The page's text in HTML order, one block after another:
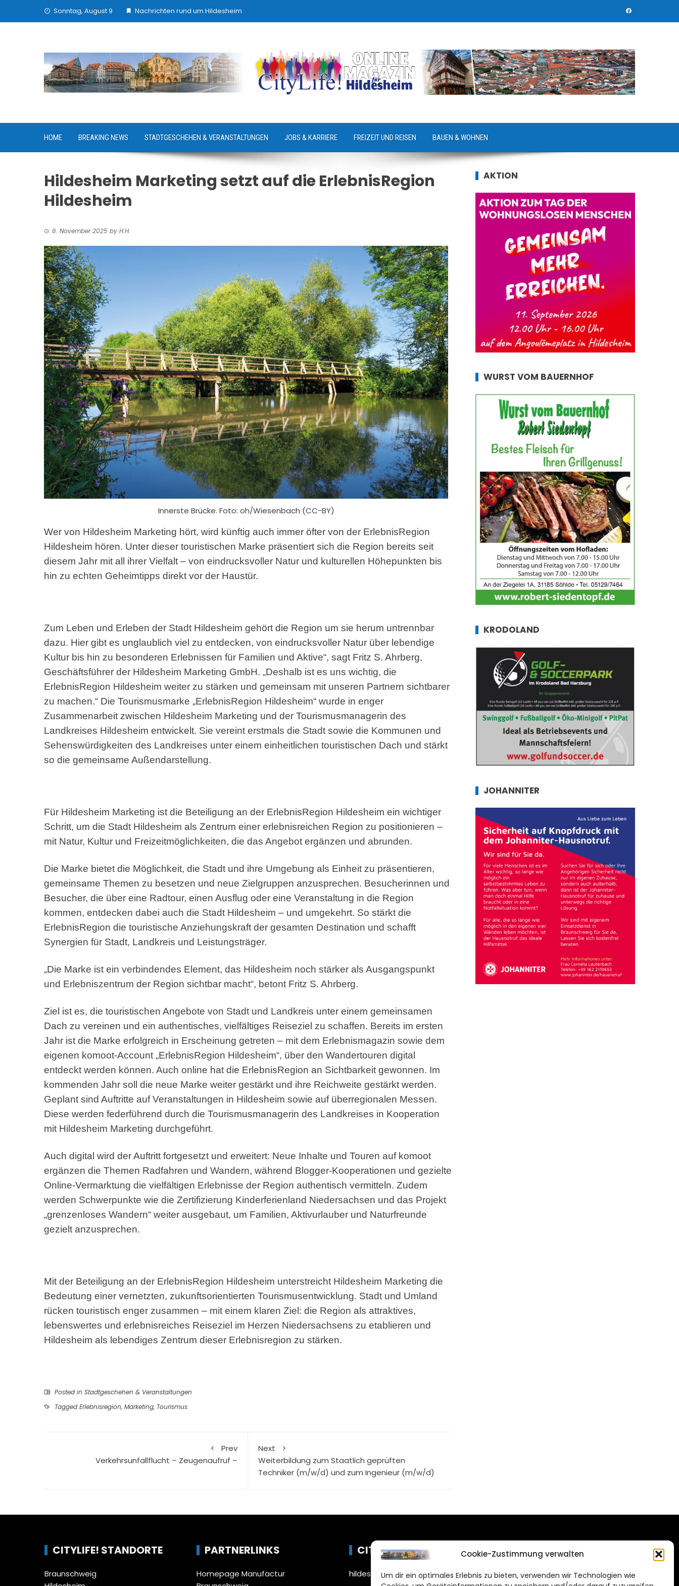
Cookie-Zustimmung verwalten
Um dir ein optimales Erlebnis zu bieten, verwenden wir Technologien wie
Sonntag, August 9 Nachrichten rund um Hildesheim
HOME BREAKING NEWS STADTGESCHEHEN & VERANSTALTUNGEN JOBS & KARRIERE FREIZEIT UND REISEN BAUEN & WOHNEN
Hildesheim Marketing setzt auf die ErlebnisRegion
Hildesheim
6. November 2025 by H.H.
Innerste Brücke. Foto: oh/Wiesenbach (CC-BY)
Wer von Hildesheim Marketing hört, wird künftig auch immer öfter von der ErlebnisRegion
Hildesheim hören. Unter dieser touristischen Marke präsentiert sich die Region bereits seit
diesem Jahr mit all ihrer Vielfalt – von eindrucksvoller Natur und kulturellen Höhepunkten bis
hin zu echten Geheimtipps direkt vor der Haustür.
Zum Leben und Erleben der Stadt Hildesheim gehört die Region um sie herum untrennbar
dazu. Hier gibt es unglaublich viel zu entdecken, von eindrucksvoller Natur über lebendige
Kultur bis hin zu besonderen Erlebnissen für Familien und Aktive“, sagt Fritz S. Ahrberg,
Geschäftsführer der Hildesheim Marketing GmbH. „Deshalb ist es uns wichtig, die
ErlebnisRegion Hildesheim weiter zu stärken und gemeinsam mit unseren Partnern sichtbarer
zu machen.“ Die Tourismusmarke „ErlebnisRegion Hildesheim“ wurde in enger
Zusammenarbeit zwischen Hildesheim Marketing und der Tourismusmanagerin des
Landkreises Hildesheim entwickelt. Sie vereint erstmals die Stadt sowie die Kommunen und
Sehenswürdigkeiten des Landkreises unter einem einheitlichen touristischen Dach und stärkt
so die gemeinsame Außendarstellung.
Für Hildesheim Marketing ist die Beteiligung an der ErlebnisRegion Hildesheim ein wichtiger
Schritt, um die Stadt Hildesheim als Zentrum einer erlebnisreichen Region zu positionieren –
mit Natur, Kultur und Freizeitmöglichkeiten, die das Angebot ergänzen und abrunden.
Die Marke bietet die Möglichkeit, die Stadt und ihre Umgebung als Einheit zu präsentieren,
gemeinsame Themen zu besetzen und neue Zielgruppen anzusprechen. Besucherinnen und
Besucher, die über eine Radtour, einen Ausflug oder eine Veranstaltung in die Region
kommen, entdecken dabei auch die Stadt Hildesheim – und umgekehrt. So stärkt die
ErlebnisRegion die touristische Anziehungskraft der gesamten Destination und schafft
Synergien für Stadt, Landkreis und Leistungsträger.
„Die Marke ist ein verbindendes Element, das Hildesheim noch stärker als Ausgangspunkt
und Erlebniszentrum der Region sichtbar macht“, betont Fritz S. Ahrberg.
Ziel ist es, die touristischen Angebote von Stadt und Landkreis unter einem gemeinsamen
Dach zu vereinen und ein authentisches, vielfältiges Reiseziel zu schaffen. Bereits im ersten
Jahr ist die Marke erfolgreich in Erscheinung getreten – mit dem Erlebnismagazin sowie dem
eigenen komoot-Account „ErlebnisRegion Hildesheim“, über den Wandertouren digital
entdeckt werden können. Auch online hat die ErlebnisRegion an Sichtbarkeit gewonnen. Im
kommenden Jahr soll die neue Marke weiter gestärkt und ihre Reichweite gestärkt werden.
Geplant sind Auftritte auf Veranstaltungen in Hildesheim sowie auf überregionalen Messen.
Diese werden federführend durch die Tourismusmanagerin des Landkreises in Kooperation
mit Hildesheim Marketing durchgeführt.
Auch digital wird der Auftritt fortgesetzt und erweitert: Neue Inhalte und Touren auf komoot
ergänzen die Themen Radfahren und Wandern, während Blogger-Kooperationen und gezielte
Online-Vermarktung die vielfältigen Erlebnisse der Region authentisch vermitteln. Zudem
werden Schwerpunkte wie die Zertifizierung Kinderferienland Niedersachsen und das Projekt
„grenzenloses Wandern“ weiter ausgebaut, um Familien, Aktivurlauber und Naturfreunde
gezielt anzusprechen.
Mit der Beteiligung an der ErlebnisRegion Hildesheim unterstreicht Hildesheim Marketing die
Bedeutung einer vernetzten, zukunftsorientierten Tourismusentwicklung. Stadt und Umland
rücken touristisch enger zusammen – mit einem klaren Ziel: die Region als attraktives,
lebenswertes und erlebnisreiches Reiseziel im Herzen Niedersachsens zu etablieren und
Hildesheim als lebendiges Zentrum dieser Erlebnisregion zu stärken.
Posted in Stadtgeschehen & Veranstaltungen
Tagged Erlebnisregion, Marketing, Tourismus
Prev
Verkehrsunfallflucht – Zeugenaufruf –
Next
Weiterbildung zum Staatlich geprüften
Techniker (m/w/d) und zum Ingenieur (m/w/d)
AKTION
WURST VOM BAUERNHOF
KRODOLAND
JOHANNITER
CITYLIFE! STANDORTE
Braunschweig
PARTNERLINKS
Homepage Manufactur
CITYLIFE!
hildesheim@citylifemedien.de
DAS STADTMAGAZIN
FÜR HILDESHEIM
Impressum